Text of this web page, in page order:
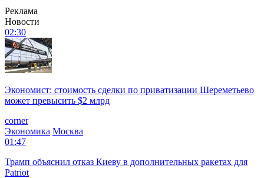
Реклама
Новости
02:30
Экономист: стоимость сделки по приватизации Шереметьево
может превысить $2 млрд
corner
Экономика Москва
01:47
Трамп объяснил отказ Киеву в дополнительных ракетах для
Patriot